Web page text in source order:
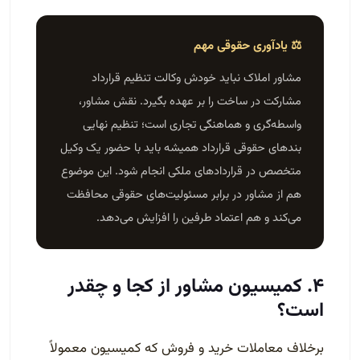
⚖️ یادآوری حقوقی مهم
مشاور املاک نباید خودش وکالت تنظیم قرارداد
مشارکت در ساخت را بر عهده بگیرد. نقش مشاور،
واسطه‌گری و هماهنگی تجاری است؛ تنظیم نهایی
بندهای حقوقی قرارداد همیشه باید با حضور یک وکیل
متخصص در قراردادهای ملکی انجام شود. این موضوع
هم از مشاور در برابر مسئولیت‌های حقوقی محافظت
می‌کند و هم اعتماد طرفین را افزایش می‌دهد.
۴. کمیسیون مشاور از کجا و چقدر
است؟
برخلاف معاملات خرید و فروش که کمیسیون معمولاً